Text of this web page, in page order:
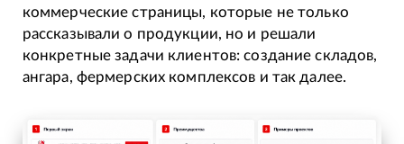
коммерческие страницы, которые не только
рассказывали о продукции, но и решали
конкретные задачи клиентов: создание складов,
ангара, фермерских комплексов и так далее.